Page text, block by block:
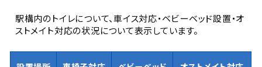
駅構内のトイレについて、車イス対応・ベビーベッド設置・オ
ストメイト対応の状況について表示しています。